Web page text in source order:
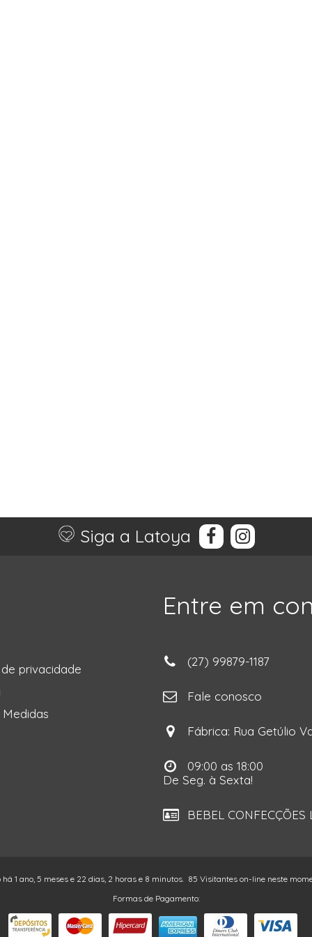
Siga a Latoya
privacidade
Medidas
Entre em
(27) 99879-1187
Fale conosco
Fábrica: Rua Getúlio
09:00 as 18:00
De Seg. à Sexta!
BEBEL
1 ano, 5 meses e 22 dias, 2 horas e 8 minutos. 85 Visitantes on-line neste
Formas de Pagamento: